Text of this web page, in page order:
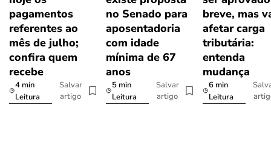
pagamentos
referentes ao
mês de julho;
confira quem
recebe
4 min
Leitura
Salvar
artigo
no Senado para
aposentadoria
com idade
mínima de 67
anos
5 min
Leitura
Salvar
artigo
breve, mas
afetar carga
tributária:
entenda
mudança
6 min
Leitura